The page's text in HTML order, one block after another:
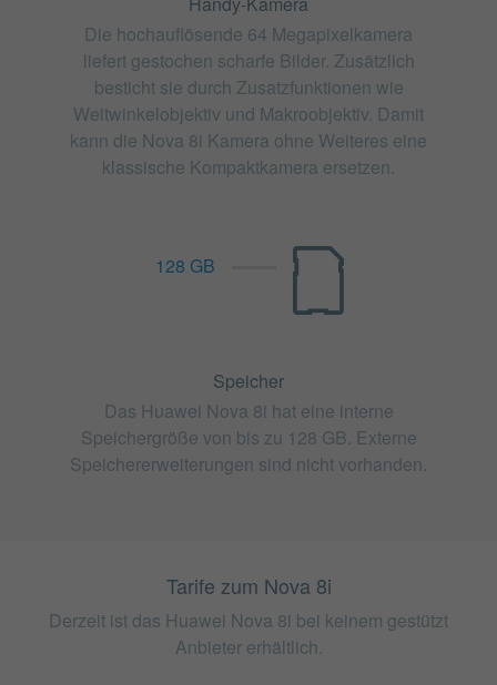
Die hochauflösende 64 Megapixelkamera
liefert gestochen scharfe Bilder. Zusätzlich
besticht sie durch Zusatzfunktionen wie
Weitwinkelobjektiv und Makroobjektiv. Damit
kann die Nova 8i Kamera ohne Weiteres eine
klassische Kompaktkamera ersetzen.
128 GB
Speicher
Das Huawei Nova 8i hat eine interne
Speichergröße von bis zu 128 GB. Externe
Speichererweiterungen sind nicht vorhanden.
Tarife zum Nova 8i
Derzeit ist das Huawei Nova 8i bei keinem gestützt
Anbieter erhältlich.